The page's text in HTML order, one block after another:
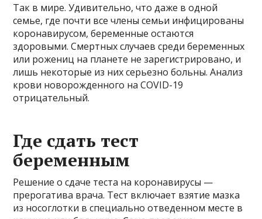
Так в мире. Удивительно, что даже в одной
семье, где почти все члены семьи инфицированы
коронавирусом, беременные остаются
здоровыми. Смертных случаев среди беременных
или рожениц на планете не зарегистрировано, и
лишь некоторые из них серьезно больны. Анализ
крови новорожденного на COVID-19
отрицательный.
Где сдать тест
беременным
Решение о сдаче теста на коронавирусы —
прерогатива врача. Тест включает взятие мазка
из носоглотки в специально отведенном месте в